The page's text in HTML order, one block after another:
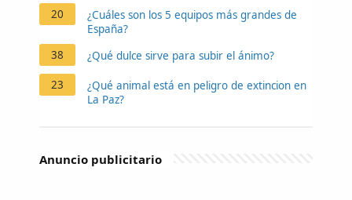
20
¿Cuáles son los 5 equipos más grandes de
España?
38
¿Qué dulce sirve para subir el ánimo?
23
¿Qué animal está en peligro de extincion en
La Paz?
Anuncio publicitario